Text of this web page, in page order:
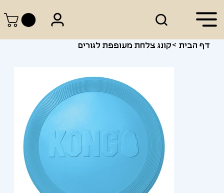
דף הבית >קונג צלחת מעופפת לגורים